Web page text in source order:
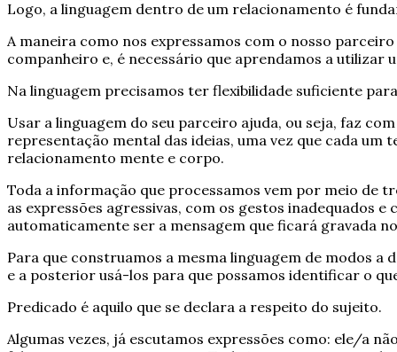
Logo, a linguagem dentro de um relacionamento é
A maneira como nos expressamos com o nosso
companheiro e, é necessário que aprendamos a utilizar
Na linguagem precisamos ter flexibilidade suficiente
Usar a linguagem do seu parceiro ajuda, ou seja, faz
representação mental das ideias, uma vez que cada
relacionamento mente e corpo.
Toda a informação que processamos vem por meio de
as expressões agressivas, com os gestos inadequados
automaticamente ser a mensagem que ficará gravada
Para que construamos a mesma linguagem de modos a
e a posterior usá-los para que possamos identificar o
Predicado é aquilo que se declara a respeito do sujeito.
Algumas vezes, já escutamos expressões como: ele/a